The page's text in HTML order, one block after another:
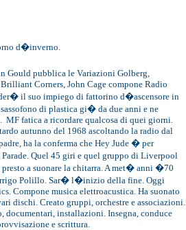
d�inverno.
Gould pubblica le Variazioni Golberg,
Corners, John Cage compone Radio
il suo impiego di fattorino d�ascensore in
di plastica gi� da due anni e ne
MF fatica a ricordare qualcosa di quei giorni.
autunno del 1968 ascoltando la radio dal
ha la conferma che Hey Jude � per
Quel 45 giri e quel gruppo di Liverpool
presto a suonare la chitarra. A met� anni �70
Polillo. Sar� l�inizio della fine. Oggi
Compone musica elettroacustica. Ha suonato
dischi. Creato gruppi, orchestre e associazioni.
documentari, installazioni. Insegna, conduce
e scrittura.